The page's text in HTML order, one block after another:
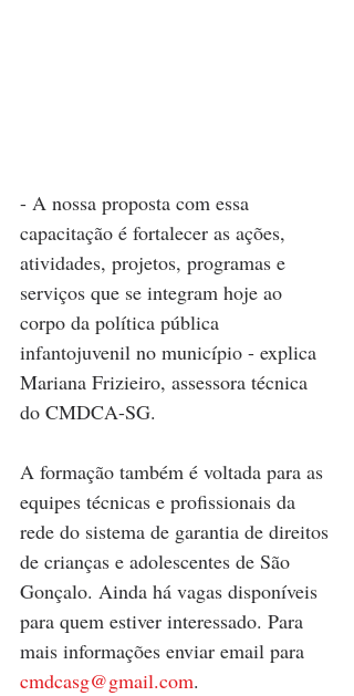
- A nossa proposta com essa
capacitação é fortalecer as ações,
atividades, projetos, programas e
serviços que se integram hoje ao
corpo da política pública
infantojuvenil no município - explica
Mariana Frizieiro, assessora técnica
do CMDCA-SG.
A formação também é voltada para as
equipes técnicas e profissionais da
rede do sistema de garantia de direitos
de crianças e adolescentes de São
Gonçalo. Ainda há vagas disponíveis
para quem estiver interessado. Para
mais informações enviar email para
cmdcasg@gmail.com.